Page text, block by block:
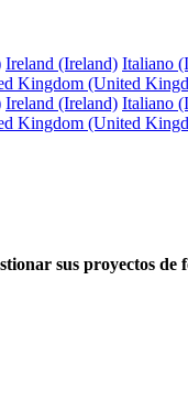
Ireland (Ireland) Italiano
Kingdom (United
Ireland (Ireland) Italiano
Kingdom (United
sus proyectos de